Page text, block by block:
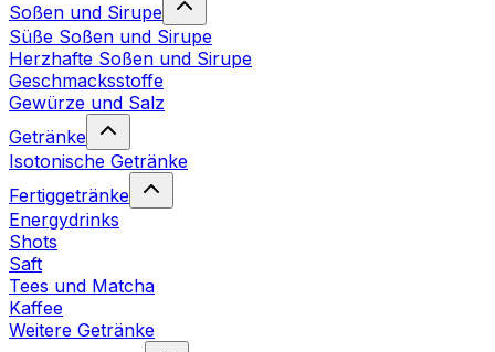
Soßen und Sirupe
Süße Soßen und Sirupe
Herzhafte Soßen und Sirupe
Geschmacksstoffe
Gewürze und Salz
Getränke
Isotonische Getränke
Fertiggetränke
Energydrinks
Shots
Saft
Tees und Matcha
Kaffee
Weitere Getränke